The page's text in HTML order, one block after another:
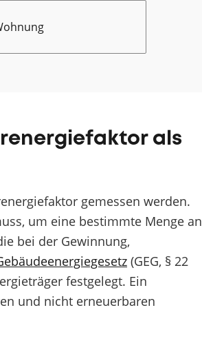
als
gemessen werden.
um eine bestimmte Menge an
bei der Gewinnung,
(GEG, § 22
festgelegt. Ein
und nicht erneuerbaren